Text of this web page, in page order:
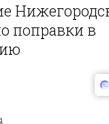
поправки в